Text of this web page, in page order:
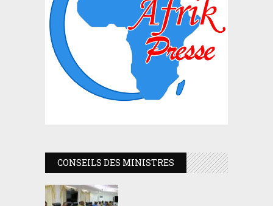
CONSEILS DES MINISTRES